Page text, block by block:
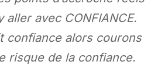
aller avec CONFIANCE.
confiance alors courons
risque de la confiance.